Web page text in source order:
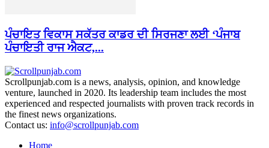
ਪੰਚਾਇਤ ਵਿਕਾਸ ਸਕੱਤਰ ਕਾਡਰ ਦੀ ਸਿਰਜਣਾ ਲਈ ‘ਪੰਜਾਬ
ਪੰਚਾਇਤੀ ਰਾਜ ਐਕਟ,...
Scrollpunjab.com is a news, analysis, opinion, and knowledge
venture, launched in 2020. Its leadership team includes the most
experienced and respected journalists with proven track records in
the finest news organizations.
Contact us: info@scrollpunjab.com
Home